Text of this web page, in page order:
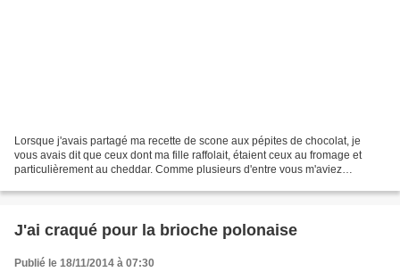
Lorsque j'avais partagé ma recette de scone aux pépites de chocolat, je
vous avais dit que ceux dont ma fille raffolait, étaient ceux au fromage et
particulièrement au cheddar. Comme plusieurs d'entre vous m'aviez
J'ai craqué pour la brioche polonaise
Publié le 18/11/2014 à 07:30